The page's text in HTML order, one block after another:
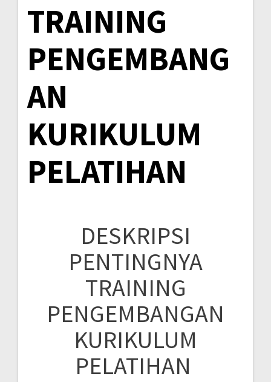
TRAINING
PENGEMBANG
AN
KURIKULUM
PELATIHAN
DESKRIPSI
PENTINGNYA
TRAINING
PENGEMBANGAN
KURIKULUM
PELATIHAN